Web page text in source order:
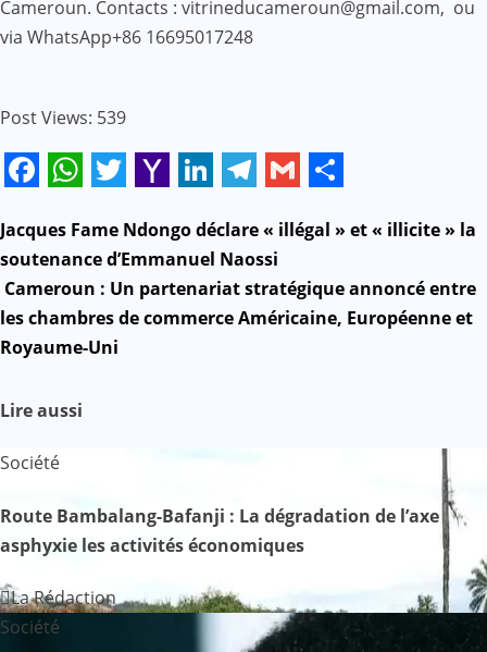
Cameroun. Contacts : vitrineducameroun@gmail.com, ou
via WhatsApp+86 16695017248
Post Views: 539
Mail
N
a
v
g
a
t
i
o
Jacques Fame Ndongo déclare « illégal » et « illicite » la
soutenance d’Emmanuel Naossi
Cameroun : Un partenariat stratégique annoncé entre
les chambres de commerce Américaine, Européenne et
Royaume-Uni
Lire aussi
Société
Route Bambalang-Bafanji : La dégradation de l’axe
asphyxie les activités économiques
La Rédaction
Société